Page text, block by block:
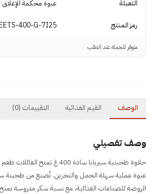
التعبئة عبوة محكمة الإغلاق
رمز المنتج 400-G-7I25
متوفر للجملة عند الطلب
الوصف القيم الغذائية التقييمات(0)
وصف تفصيلي
حلاوة طحينية سيريانا سادة 400 غ
عبوة عملية سهلة الحمل والتخزين. تُصنع من طحينة
الروضة للصناعات الغذائية، مع نسبة سكر مدروسة تمنح